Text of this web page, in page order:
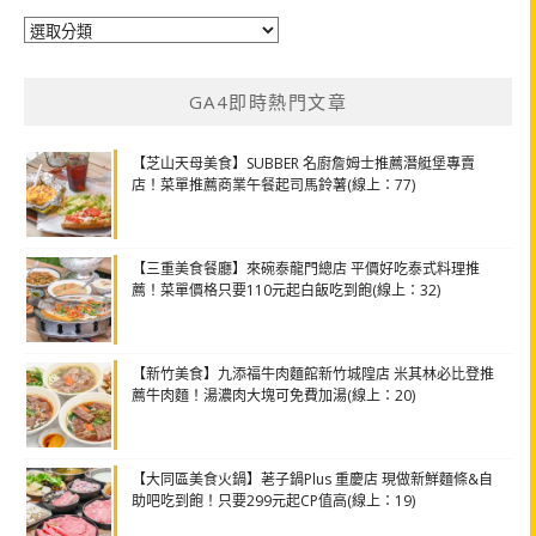
分
GA4即時熱門文章
【芝山天母美食】SUBBER 名廚詹姆士推薦潛艇堡專賣
店！菜單推薦商業午餐起司馬鈴薯(線上：77)
【三重美食餐廳】來碗泰龍門總店 平價好吃泰式料理推
薦！菜單價格只要110元起白飯吃到飽(線上：32)
【新竹美食】九添福牛肉麵館新竹城隍店 米其林必比登推
薦牛肉麵！湯濃肉大塊可免費加湯(線上：20)
【大同區美食火鍋】荖子鍋Plus 重慶店 現做新鮮麵條&自
助吧吃到飽！只要299元起CP值高(線上：19)